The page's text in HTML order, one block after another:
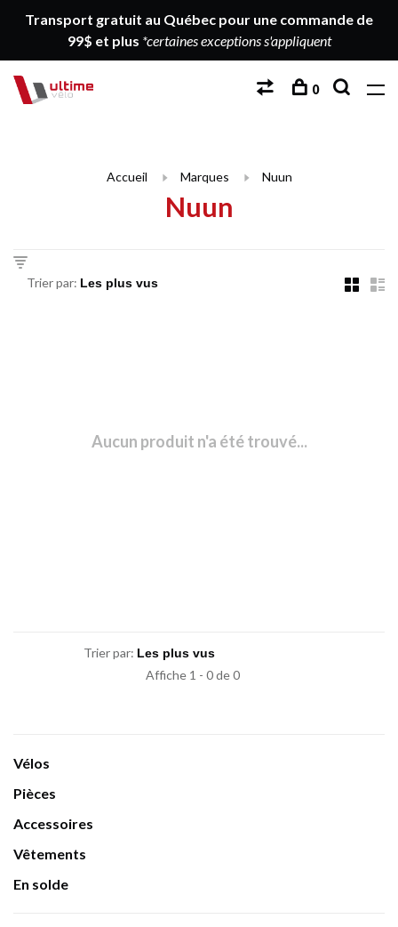
Transport gratuit au Québec pour une commande de
99$ et plus *certaines exceptions s'appliquent
0
Accueil Marques Nuun
Nuun
Trier par:
Aucun produit n'a été trouvé...
Trier par:
Affiche 1 - 0 de 0
Vélos
Pièces
Accessoires
Vêtements
En solde